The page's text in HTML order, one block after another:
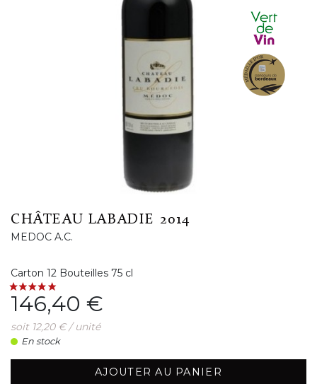
CHÂTEAU LABADIE 2014
MEDOC A.C.
Carton 12 Bouteilles 75 cl
Prix
146,40 €
soit 12,20 € / unité
En stock
AJOUTER AU PANIER